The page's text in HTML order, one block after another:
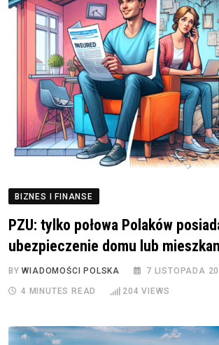
BIZNES I FINANSE
PZU: tylko połowa Polaków
ubezpieczenie domu lub
BYWIADOMOŚCI POLSKA 7 LISTOPADA
4 MINUTES READ 204 VIEWS